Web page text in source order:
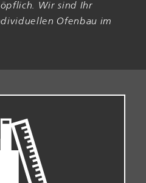
Wir sind Ihr
Ofen­bau im